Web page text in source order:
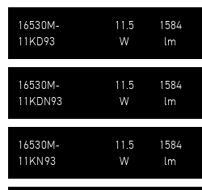
16530M-​
11KD93
11.5
W
1584
lm
16530M-​
11KDN93
11.5
W
1584
lm
16530M-​
11KN93
11.5
W
1584
lm